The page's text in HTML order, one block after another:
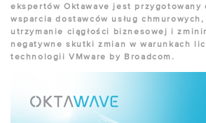
ekspertów Oktawave jest przygotowany
wsparcia dostawców usług
utrzymanie ciągłości biznesowej i
negatywne skutki zmian w warunkach
technologii VMware by Broadcom.